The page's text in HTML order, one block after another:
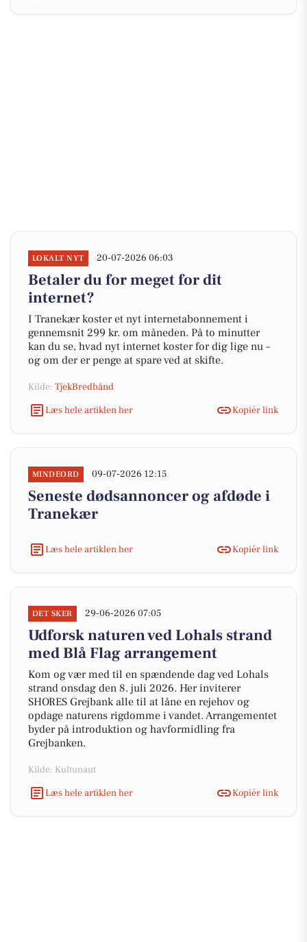
LOKALT NYT 20-07-2026 06:03
Betaler du for meget for dit
internet?
I Tranekær koster et nyt internetabonnement i
gennemsnit 299 kr. om måneden. På to minutter
kan du se, hvad nyt internet koster for dig lige nu –
og om der er penge at spare ved at skifte.
Kilde: TjekBredbånd
Læs hele artiklen her
Kopiér link
MINDEORD 09-07-2026 12:15
Seneste dødsannoncer og afdøde i
Tranekær
Læs hele artiklen her Kopiér link
DET SKER 29-06-2026 07:05
Udforsk naturen ved Lohals strand
med Blå Flag arrangement
Kom og vær med til en spændende dag ved Lohals
strand onsdag den 8. juli 2026. Her inviterer
SHORES Grejbank alle til at låne en rejehov og
opdage naturens rigdomme i vandet. Arrangementet
byder på introduktion og havformidling fra
Grejbanken.
Kilde: Kultunaut
Læs hele artiklen her
Kopiér link